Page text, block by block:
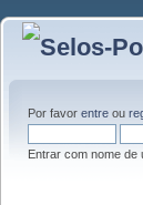
Por favor entre ou
Entrar com nome de